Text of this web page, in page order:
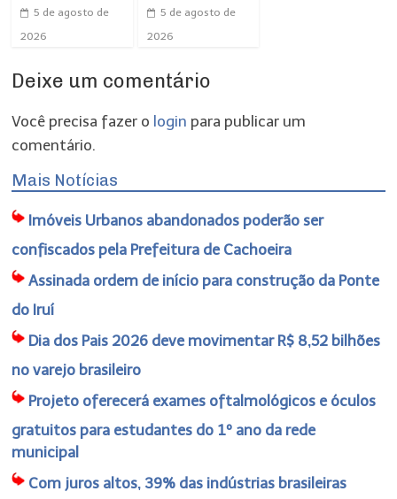
5 de agosto de
2026
5 de agosto de
2026
Deixe um comentário
Você precisa fazer o login para publicar um
comentário.
Mais Notícias
Imóveis Urbanos abandonados poderão ser
confiscados pela Prefeitura de Cachoeira
Assinada ordem de início para construção da Ponte
do Iruí
Dia dos Pais 2026 deve movimentar R$ 8,52 bilhões
no varejo brasileiro
Projeto oferecerá exames oftalmológicos e óculos
gratuitos para estudantes do 1º ano da rede
municipal
Com juros altos, 39% das indústrias brasileiras